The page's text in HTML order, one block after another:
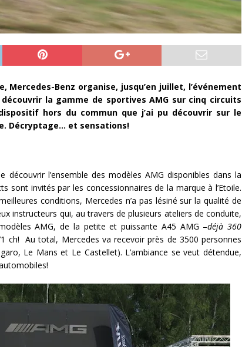
Mercedes-Benz organise, jusqu’en juillet, l’événement
la gamme de sportives AMG sur cinq circuits
hors du commun que j’ai pu découvrir sur le
Décryptage… et sensations!
découvrir l’ensemble des modèles AMG disponibles dans la
sont invités par les concessionnaires de la marque à l’Etoile.
conditions, Mercedes n’a pas lésiné sur la qualité de
instructeurs qui, au travers de plusieurs ateliers de conduite,
AMG, de la petite et puissante A45 AMG –déjà 360
ch! Au total, Mercedes va recevoir près de 3500 personnes
Le Mans et Le Castellet). L’ambiance se veut détendue,